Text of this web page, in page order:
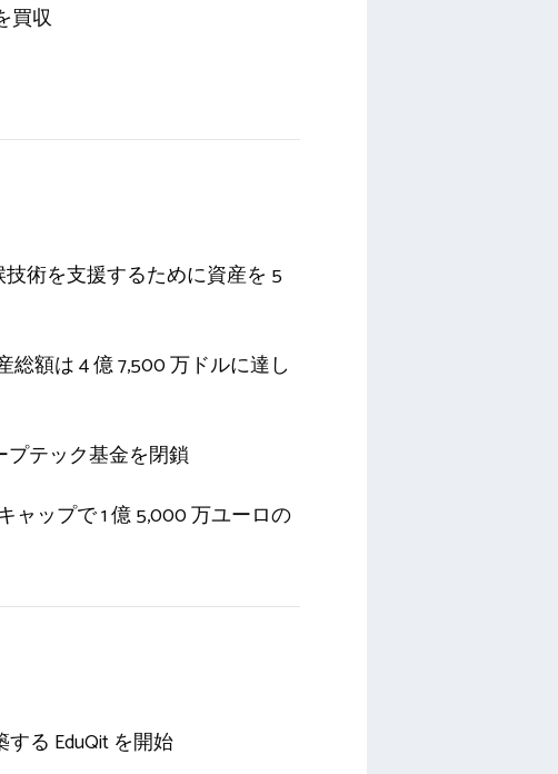
買収
術を支援するために資産を 5
総額は 4 億 7,500 万ドルに達し
テック基金を閉鎖
ャップで 1 億 5,000 万ユーロの
る EduQit を開始